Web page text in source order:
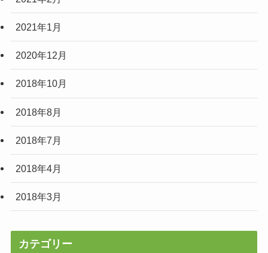
2021年1月
2020年12月
2018年10月
2018年8月
2018年7月
2018年4月
2018年3月
カテゴリー